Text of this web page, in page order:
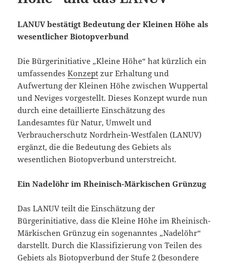
LANUV bestätigt Bedeutung der Kleinen Höhe als
wesentlicher Biotopverbund
Die Bürgerinitiative „Kleine Höhe“ hat kürzlich ein
umfassendesKonzept zur Erhaltung und
Aufwertung der Kleinen Höhe zwischen Wuppertal
und Neviges vorgestellt. Dieses Konzept wurde nun
durch eine detaillierte Einschätzung des
Landesamtes für Natur, Umwelt und
Verbraucherschutz Nordrhein-Westfalen (LANUV)
ergänzt, die die Bedeutung des Gebiets als
wesentlichen Biotopverbund unterstreicht.
Ein Nadelöhr im Rheinisch-Märkischen Grünzug
Das LANUV teilt die Einschätzung der
Bürgerinitiative, dass die Kleine Höhe im Rheinisch-
Märkischen Grünzug ein sogenanntes „Nadelöhr“
darstellt. Durch die Klassifizierung von Teilen des
Gebiets als Biotopverbund der Stufe 2 (besondere